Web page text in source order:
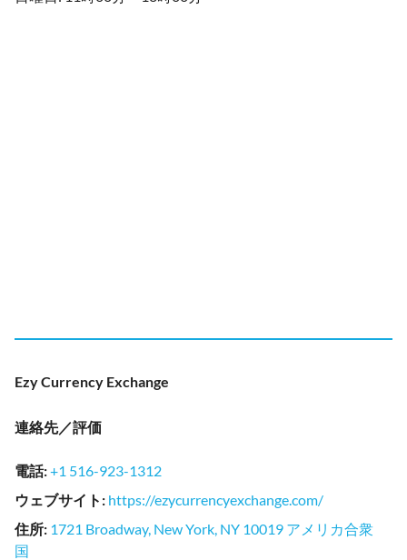
Ezy Currency Exchange
連絡先／評価
電話:+1 516-923-1312
ウェブサイト : https://ezycurrencyexchange.com/
住所: 1721 Broadway, New York, NY 10019 アメリカ合衆
国